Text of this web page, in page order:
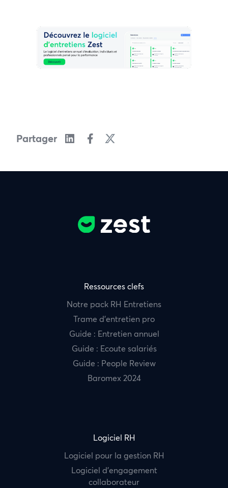
Partager
Ressources clefs
Notre pack RH Entretiens
Trame d’entretien pro
Guide : Entretien annuel
Guide : Ecoute salariés
Guide : People Review
Baromex 2024
Logiciel RH
Logiciel pour la gestion RH
Logiciel d’engagement
collaborateur